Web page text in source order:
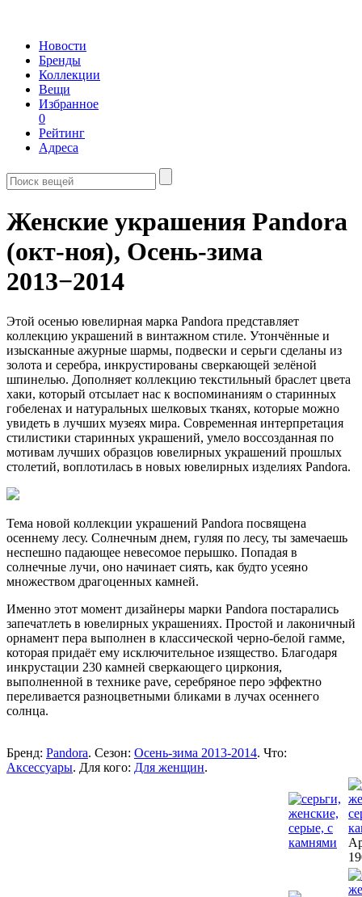
Новости
Бренды
Коллекции
Вещи
Избранное
0
Рейтинг
Адреса
Женские украшения Pandora
(окт-ноя), Осень-зима
2013−2014
Этой осенью ювелирная марка Pandora представляет
коллекцию украшений в винтажном стиле. Утончённые и
изысканные ажурные шармы, подвески и серьги сделаны из
золота и серебра, инкрустированы сверкающей зелёной
шпинелью. Дополняет коллекцию текстильный браслет цвета
хаки, который отсылает нас к воспоминаниям о старинных
гобеленах и натуральных шелковых тканях, которые можно
увидеть в лучших музеях мира. Современная интерпретация
стилистики старинных украшений, умело воссозданная по
мотивам лучших образцов ювелирных украшений прошлых
столетий, воплотилась в новых ювелирных изделиях Pandora.
Тема новой коллекции украшений Pandora посвящена
осеннему лесу. Солнечным днем, гуляя по лесу, ты замечаешь
неспешно падающее невесомое перышко. Попадая в
солнечные лучи, оно начинает сиять, как будто усеяно
множеством драгоценных камней.
Именно этот момент дизайнеры марки Pandora постарались
запечатлеть в ювелирных украшениях. Простой и лаконичный
орнамент пера выполнен в классической черно-белой гамме,
которая придаёт ему исключительное изящество. Благодаря
инкрустации 230 камней сверкающего циркония,
выполненной в технике pave, серебряное перо эффектно
переливается разноцветными бликами в лучах осеннего
солнца.
Бренд: Pandora. Сезон: Осень-зима 2013-2014. Что:
Аксессуары. Для кого: Для женщин.